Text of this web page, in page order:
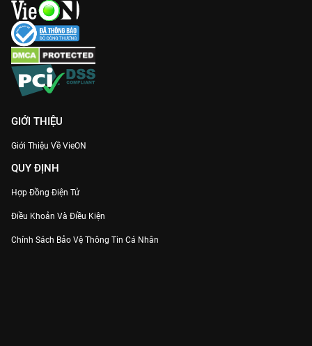
GIỚI THIỆU
Giới Thiệu Về VieON
QUY ĐỊNH
Hợp Đồng Điện Tử
Điều Khoản Và Điều Kiện
Chính Sách Bảo Vệ Thông Tin Cá Nhân